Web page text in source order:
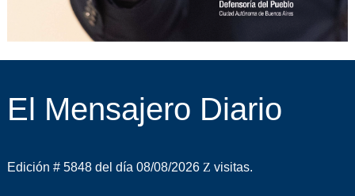
El Mensajero Diario
Edición # 5848 del día 08/08/2026 visitas.